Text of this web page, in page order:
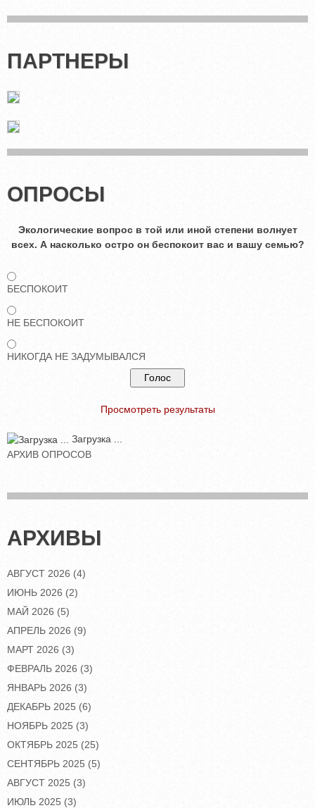
ПАРТНЕРЫ
ОПРОСЫ
Экологические вопрос в той или иной степени волнует
всех. А насколько остро он беспокоит вас и вашу семью?
БЕСПОКОИТ
НЕ БЕСПОКОИТ
НИКОГДА НЕ ЗАДУМЫВАЛСЯ
Просмотреть результаты
Загрузка ...
АРХИВ ОПРОСОВ
АРХИВЫ
АВГУСТ 2026 (4)
ИЮНЬ 2026 (2)
МАЙ 2026 (5)
АПРЕЛЬ 2026 (9)
МАРТ 2026 (3)
ФЕВРАЛЬ 2026 (3)
ЯНВАРЬ 2026 (3)
ДЕКАБРЬ 2025 (6)
НОЯБРЬ 2025 (3)
ОКТЯБРЬ 2025 (25)
СЕНТЯБРЬ 2025 (5)
АВГУСТ 2025 (3)
ИЮЛЬ 2025 (3)